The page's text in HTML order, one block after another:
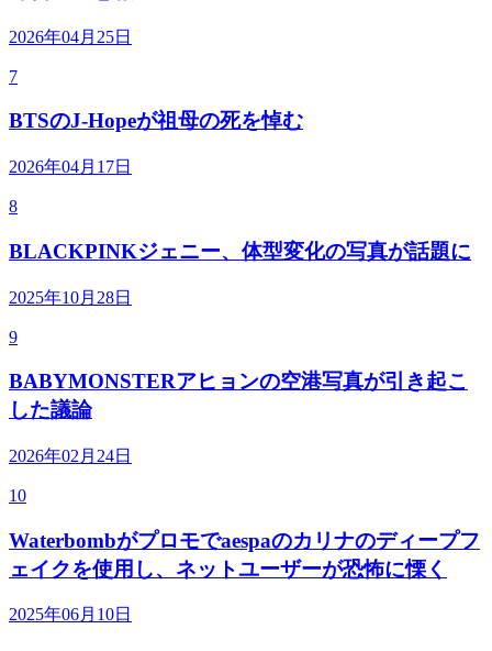
2026年04月25日
7
BTSのJ-Hopeが祖母の死を悼む
2026年04月17日
8
BLACKPINKジェニー、体型変化の写真が話題に
2025年10月28日
9
BABYMONSTERアヒョンの空港写真が引き起こ
した議論
2026年02月24日
10
Waterbombがプロモでaespaのカリナのディープフ
ェイクを使用し、ネットユーザーが恐怖に慄く
2025年06月10日